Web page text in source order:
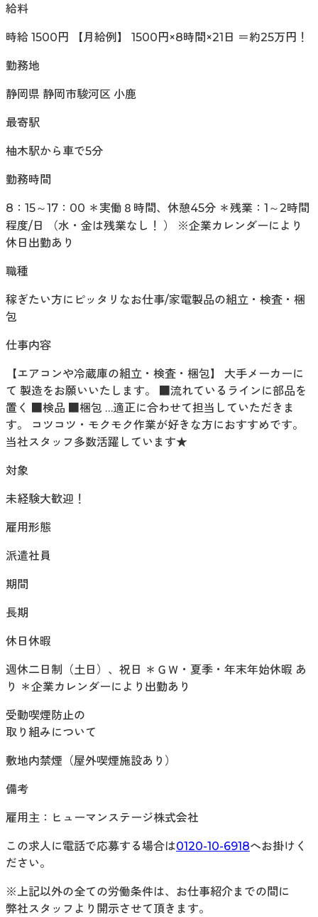
給料
時給 1500円 【月給例】 1500円×8時間×21日 ＝約25万円！
勤務地
静岡県 静岡市駿河区 小鹿
最寄駅
柚木駅から車で5分
勤務時間
8：15～17：00 ＊実働８時間、休憩45分 ＊残業：1～2時間
程度/日 （水・金は残業なし！ ） ※企業カレンダーにより
休日出勤あり
職種
稼ぎたい方にピッタリなお仕事/家電製品の組立・検査・梱
包
仕事内容
【エアコンや冷蔵庫の組立・検査・梱包】 大手メーカーに
て 製造をお願いいたします。 ■流れているラインに部品を
置く ■検品 ■梱包 …適正に合わせて担当していただきま
す。 コツコツ・モクモク作業が好きな方におすすめです。
当社スタッフ多数活躍しています★
対象
未経験大歓迎！
雇用形態
派遣社員
期間
長期
休日休暇
週休二日制（土日）、祝日 ＊ＧＷ・夏季・年末年始休暇 あ
り ＊企業カレンダーにより出勤あり
受動喫煙防止の
取り組みについて
敷地内禁煙（屋外喫煙施設あり）
備考
雇用主：ヒューマンステージ株式会社
この求人に電話で応募する場合は0120-10-6918へお掛けく
ださい。
※上記以外の全ての労働条件は、お仕事紹介までの間に
弊社スタッフより開示させて頂きます。